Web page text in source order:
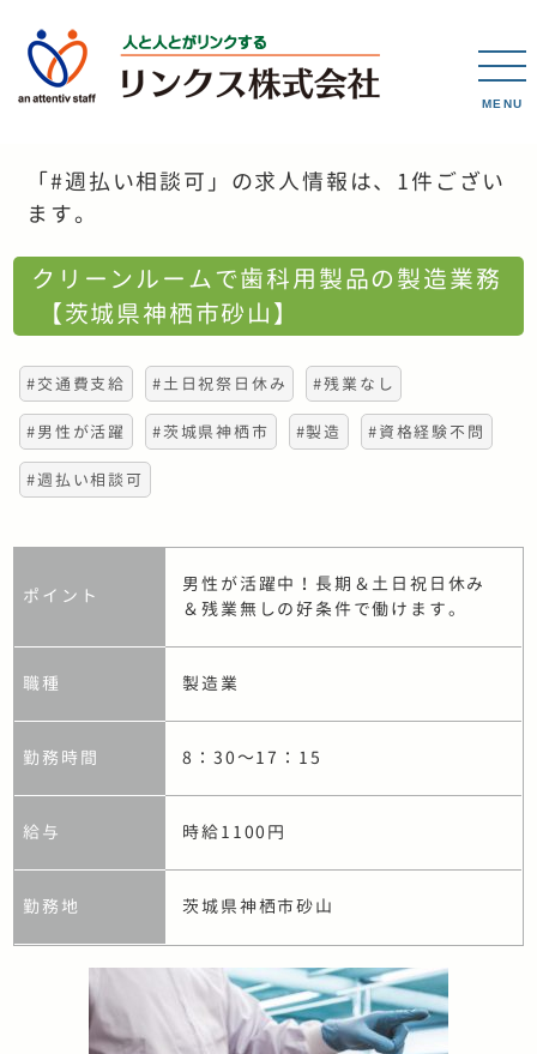
MENU
「#週払い相談可」の求人情報は、1件ござい
ます。
クリーンルームで歯科用製品の製造業務
【茨城県神栖市砂山】
#交通費支給 #土日祝祭日休み #残業なし
#男性が活躍 #茨城県神栖市 #製造 #資格経験不問
#週払い相談可
ポイント
男性が活躍中！長期＆土日祝日休み
＆残業無しの好条件で働けます。
職種 製造業
勤務時間 8：30～17：15
給与 時給1100円
勤務地 茨城県神栖市砂山